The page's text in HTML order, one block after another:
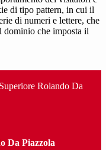
di tipo pattern, in cui il
di numeri e lettere, che
dominio che imposta il
Rolando Da
Da Piazzola